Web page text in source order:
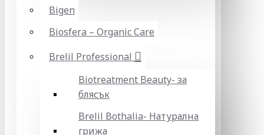
Bigen
Biosfera – Organic Care
Brelil Professional
Biotreatment Beauty- за
блясък
Brelil Bothalia- Натурална
грижа